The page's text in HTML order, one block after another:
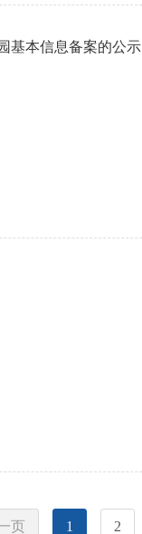
基本信息备案的公示
页 1 2